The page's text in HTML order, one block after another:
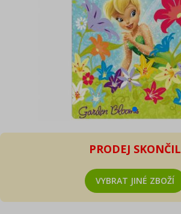
PRODEJ SKONČIL
VYBRAT JINÉ ZBOŽÍ